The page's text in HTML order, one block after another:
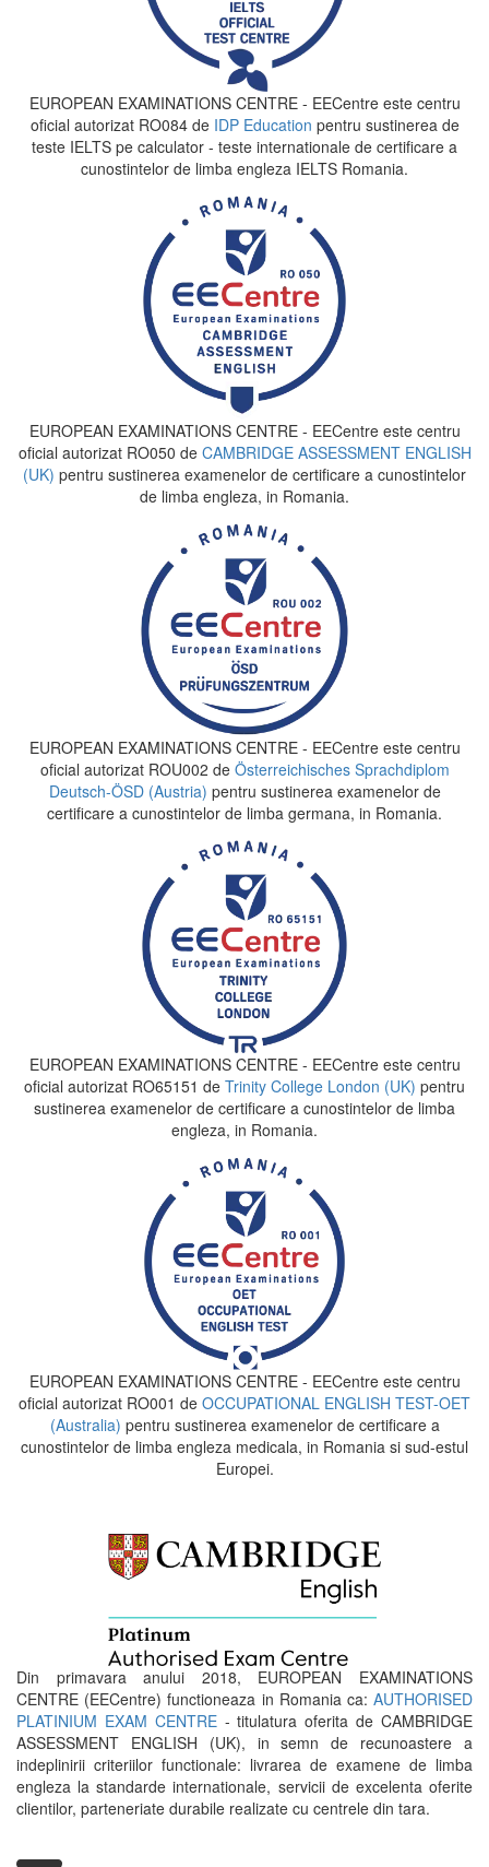
EUROPEAN EXAMINATIONS CENTRE - EECentre este centru
oficial autorizat RO084 de IDP Education pentru sustinerea de
teste IELTS pe calculator - teste internationale de certificare a
cunostintelor de limba engleza IELTS Romania.
EUROPEAN EXAMINATIONS CENTRE - EECentre este centru
oficial autorizat RO050 de CAMBRIDGE ASSESSMENT ENGLISH
(UK) pentru sustinerea examenelor de certificare a cunostintelor
de limba engleza, in Romania.
EUROPEAN EXAMINATIONS CENTRE - EECentre este centru
oficial autorizat ROU002 deÖsterreichisches Sprachdiplom
Deutsch-ÖSD (Austria) pentru sustinerea examenelor de
certificare a cunostintelor de limba germana, in Romania.
EUROPEAN EXAMINATIONS CENTRE - EECentre este centru
oficial autorizat RO65151 de Trinity College London (UK) pentru
sustinerea examenelor de certificare a cunostintelor de limba
engleza, in Romania.
EUROPEAN EXAMINATIONS CENTRE - EECentre este centru
oficial autorizat RO001 de OCCUPATIONAL ENGLISH TEST-OET
(Australia) pentru sustinerea examenelor de certificare a
cunostintelor de limba engleza medicala, in Romania si sud-estul
Europei.
Din primavara anului 2018, EUROPEAN EXAMINATIONS
CENTRE (EECentre) functioneaza in Romania ca: AUTHORISED
PLATINIUM EXAM CENTRE- titulatura oferita de CAMBRIDGE
ASSESSMENT ENGLISH (UK), in semn de recunoastere a
indeplinirii criteriilor functionale: livrarea de examene de limba
engleza la standarde internationale, servicii de excelenta oferite
clientilor, parteneriate durabile realizate cu centrele din tara.